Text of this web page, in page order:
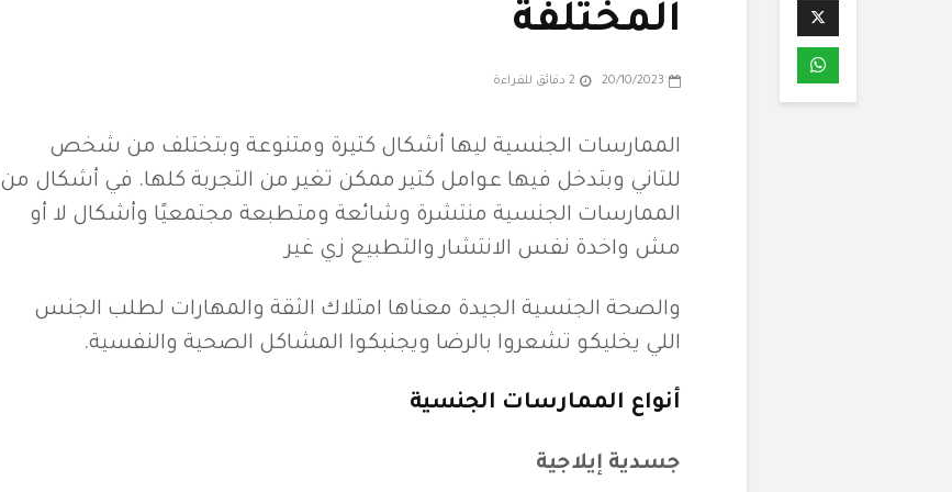
المختلفة
20/10/2023 2 دقائق للقراءة
الممارسات الجنسية ليها أشكال كتيرة ومتنوعة وبتختلف من شخص
للتاني وبتدخل فيها عوامل كتير ممكن تغير من التجربة كلها. في أشكال من
الممارسات الجنسية منتشرة وشائعة ومتطبعة مجتمعيًا وأشكال لا أو
مش واخدة نفس الانتشار والتطبيع زي غير
والصحة الجنسية الجيدة معناها امتلاك الثقة والمهارات لطلب الجنس
اللي يخليكو تشعروا بالرضا ويجنبكوا المشاكل الصحية والنفسية.
أنواع الممارسات الجنسية
جسدية إيلاجية